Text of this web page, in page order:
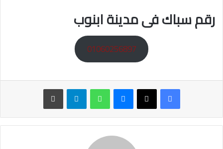
رقم سباك فى مدينة ابنوب
01060256897
ماسنجر واتساب تيلقرام طباعة